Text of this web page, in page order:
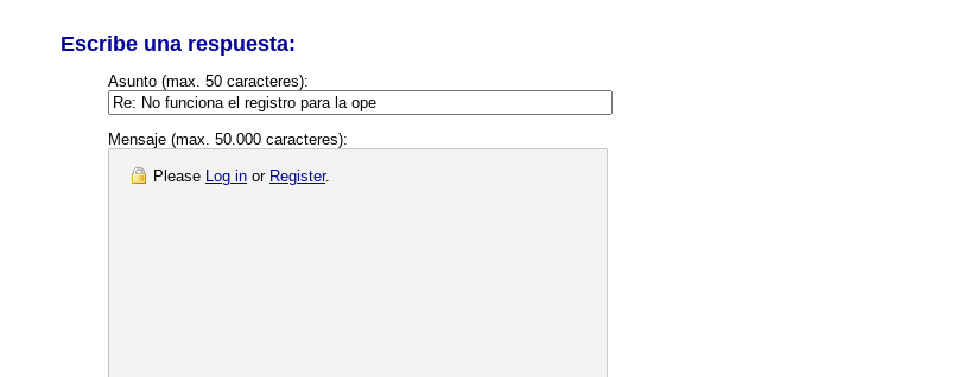
Escribe una respuesta:
Asunto (max. 50 caracteres):
Mensaje (max. 50.000 caracteres):
Please Log in or Register.